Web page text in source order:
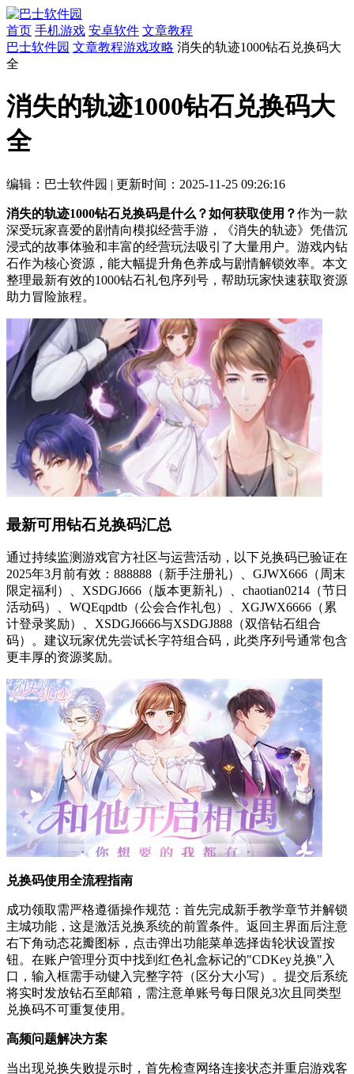
首页 手机游戏 安卓软件 文章教程
巴士软件园 文章教程游戏攻略 消失的轨迹1000钻石兑换码大
全
消失的轨迹1000钻石兑换码大
全
编辑：巴士软件园 | 更新时间：2025-11-25 09:26:16
消失的轨迹1000钻石兑换码是什么？如何获取使用？作为一款
深受玩家喜爱的剧情向模拟经营手游，《消失的轨迹》凭借沉
浸式的故事体验和丰富的经营玩法吸引了大量用户。游戏内钻
石作为核心资源，能大幅提升角色养成与剧情解锁效率。本文
整理最新有效的1000钻石礼包序列号，帮助玩家快速获取资源
助力冒险旅程。
最新可用钻石兑换码汇总
通过持续监测游戏官方社区与运营活动，以下兑换码已验证在
2025年3月前有效：888888（新手注册礼）、GJWX666（周末
限定福利）、XSDGJ666（版本更新礼）、chaotian0214（节日
活动码）、WQEqpdtb（公会合作礼包）、XGJWX6666（累
计登录奖励）、XSDGJ6666与XSDGJ888（双倍钻石组合
码）。建议玩家优先尝试长字符组合码，此类序列号通常包含
更丰厚的资源奖励。
兑换码使用全流程指南
成功领取需严格遵循操作规范：首先完成新手教学章节并解锁
主城功能，这是激活兑换系统的前置条件。返回主界面后注意
右下角动态花瓣图标，点击弹出功能菜单选择齿轮状设置按
钮。在账户管理分页中找到红色礼盒标记的"CDKey兑换"入
口，输入框需手动键入完整字符（区分大小写）。提交后系统
将实时发放钻石至邮箱，需注意单账号每日限兑3次且同类型
兑换码不可重复使用。
高频问题解决方案
当出现兑换失败提示时，首先检查网络连接状态并重启游戏客